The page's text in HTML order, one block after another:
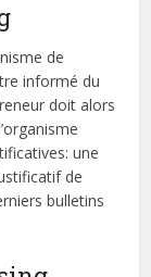
de
informé du
doit alors
une
de
bulletins